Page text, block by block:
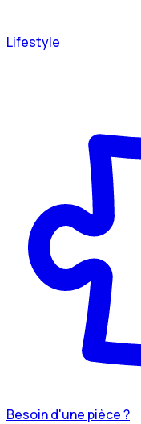
Lifestyle
Besoin d'une pièce ?